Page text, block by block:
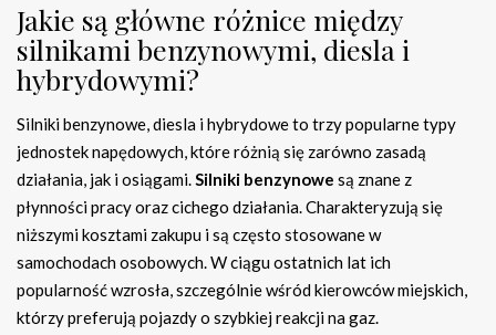
Jakie są główne różnice między
silnikami benzynowymi, diesla i
hybrydowymi?
Silniki benzynowe, diesla i hybrydowe to trzy popularne typy
jednostek napędowych, które różnią się zarówno zasadą
działania, jak i osiągami.Silniki benzynowe są znane z
płynności pracy oraz cichego działania. Charakteryzują się
niższymi kosztami zakupu i są często stosowane w
samochodach osobowych. W ciągu ostatnich lat ich
popularność wzrosła, szczególnie wśród kierowców miejskich,
którzy preferują pojazdy o szybkiej reakcji na gaz.